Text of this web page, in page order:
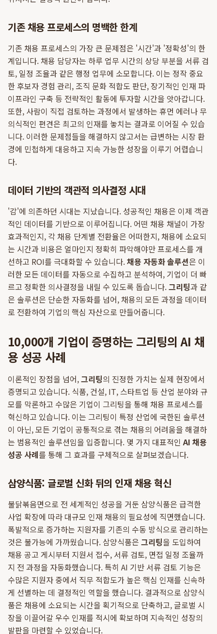
기존 채용 프로세스의 명백한 한계
기존 채용 프로세스의 가장 큰 문제점은 '시간'과 '정확성'의 한
계입니다. 채용 담당자는 하루 업무 시간의 상당 부분을 서류 검
토, 일정 조율과 같은 행정 업무에 소모합니다. 이는 정작 중요
한 후보자 경험 관리, 조직 문화 적합도 판단, 장기적인 인재 파
이프라인 구축 등 전략적인 활동에 투자할 시간을 앗아갑니다.
또한, 사람이 직접 검토하는 과정에서 발생하는 휴먼 에러나 무
의식적인 편견은 최고의 인재를 놓치는 결과로 이어질 수 있습
니다. 이러한 문제점들을 해결하지 않고서는 급변하는 시장 환
경에 민첩하게 대응하고 지속 가능한 성장을 이루기 어렵습니
다.
데이터 기반의 객관적 의사결정 시대
'감'에 의존하던 시대는 지났습니다. 성공적인 채용은 이제 객관
적인 데이터를 기반으로 이루어집니다. 어떤 채용 채널이 가장
효과적인지, 각 채용 단계별 전환율은 어떠한지, 채용에 소요되
는 시간과 비용은 얼마인지 정확히 파악해야만 프로세스를 개
선하고 ROI를 극대화할 수 있습니다.채용 자동화 솔루션은 이
러한 모든 데이터를 자동으로 수집하고 분석하여, 기업이 더 빠
르고 정확한 의사결정을 내릴 수 있도록 돕습니다.그리팅과 같
은 솔루션은 단순한 자동화를 넘어, 채용의 모든 과정을 데이터
로 전환하여 기업의 핵심 자산으로 만들어줍니다.
10,000개 기업이 증명하는 그리팅의 AI 채
용 성공 사례
이론적인 장점을 넘어,그리팅의 진정한 가치는 실제 현장에서
증명되고 있습니다. 식품, 건설, IT, 스타트업 등 산업 분야와 규
모를 막론하고 수많은 기업이 그리팅을 통해 채용 프로세스를
혁신하고 있습니다. 이는 그리팅이 특정 산업에 국한된 솔루션
이 아닌, 모든 기업이 공통적으로 겪는 채용의 어려움을 해결하
는 범용적인 솔루션임을 입증합니다. 몇 가지 대표적인AI 채용
성공 사례를 통해 그 효과를 구체적으로 살펴보겠습니다.
삼양식품: 글로벌 신화 뒤의 인재 채용 혁신
불닭볶음면으로 전 세계적인 성공을 거둔 삼양식품은 급격한
사업 확장에 따라 대규모 인재 채용의 필요성에 직면했습니다.
폭발적으로 증가하는 지원자를 기존의 수동 방식으로 관리하는
것은 불가능에 가까웠습니다. 삼양식품은 그리팅을 도입하여
채용 공고 게시부터 지원서 접수, 서류 검토, 면접 일정 조율까
지 전 과정을 자동화했습니다. 특히 AI 기반 서류 검토 기능은
수많은 지원자 중에서 직무 적합도가 높은 핵심 인재를 신속하
게 선별하는 데 결정적인 역할을 했습니다. 결과적으로 삼양식
품은 채용에 소요되는 시간을 획기적으로 단축하고, 글로벌 시
장을 이끌어갈 우수 인재를 적시에 확보하며 지속적인 성장의
발판을 마련할 수 있었습니다.